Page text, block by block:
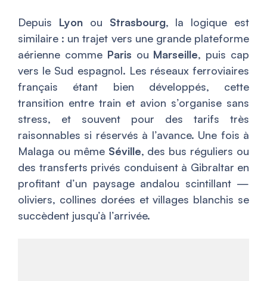
Depuis Lyonou Strasbourg, la logique est
similaire : un trajet vers une grande plateforme
aérienne comme Paris ou Marseille, puis cap
vers le Sud espagnol. Les réseaux ferroviaires
français étant bien développés, cette
transition entre train et avion s’organise sans
stress, et souvent pour des tarifs très
raisonnables si réservés à l’avance. Une fois à
Malaga ou même Séville, des bus réguliers ou
des transferts privés conduisent à Gibraltar en
profitant d’un paysage andalou scintillant —
oliviers, collines dorées et villages blanchis se
succèdent jusqu’à l’arrivée.